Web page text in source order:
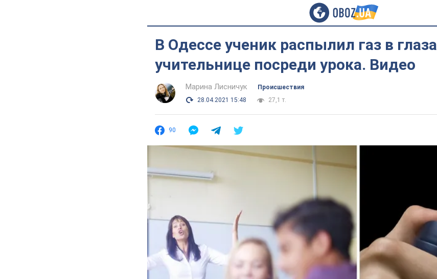
В Одессе ученик распылил газ в глаза
учительнице посреди урока. Видео
Марина Лисничук
Происшествия
28.04.2021 15:48
27,1 т.
90